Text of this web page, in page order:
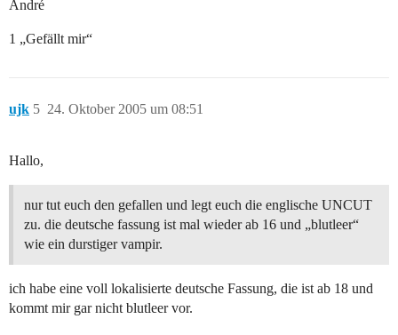
André
1 „Gefällt mir“
ujk 24. Oktober 2005 um 08:51
5
Hallo,
nur tut euch den gefallen und legt euch die englische UNCUT
zu. die deutsche fassung ist mal wieder ab 16 und „blutleer“
wie ein durstiger vampir.
ich habe eine voll lokalisierte deutsche Fassung, die ist ab 18 und
kommt mir gar nicht blutleer vor.